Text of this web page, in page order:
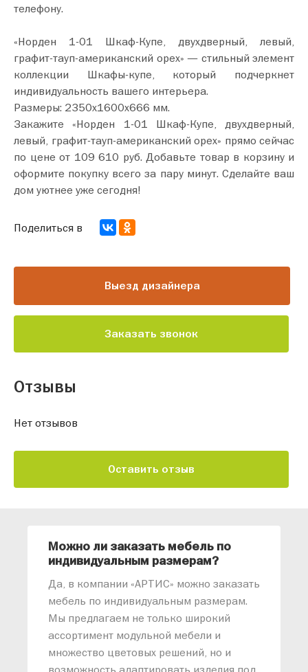
телефону.
«Норден 1-01 Шкаф-Купе, двухдверный, левый,
графит-тауп-американский орех» — стильный элемент
коллекции Шкафы-купе, который подчеркнет
индивидуальность вашего интерьера.
Размеры: 2350х1600х666 мм.
Закажите «Норден 1-01 Шкаф-Купе, двухдверный,
левый, графит-тауп-американский орех» прямо сейчас
по цене от 109 610 руб. Добавьте товар в корзину и
оформите покупку всего за пару минут. Сделайте ваш
дом уютнее уже сегодня!
Выезд дизайнера
Заказать звонок
Поделиться в
Отзывы
Нет отзывов
Оставить отзыв
Можно ли заказать мебель по
индивидуальным размерам?
Да, в компании «АРТИС» можно заказать
мебель по индивидуальным размерам.
Мы предлагаем не только широкий
ассортимент модульной мебели и
множество цветовых решений, но и